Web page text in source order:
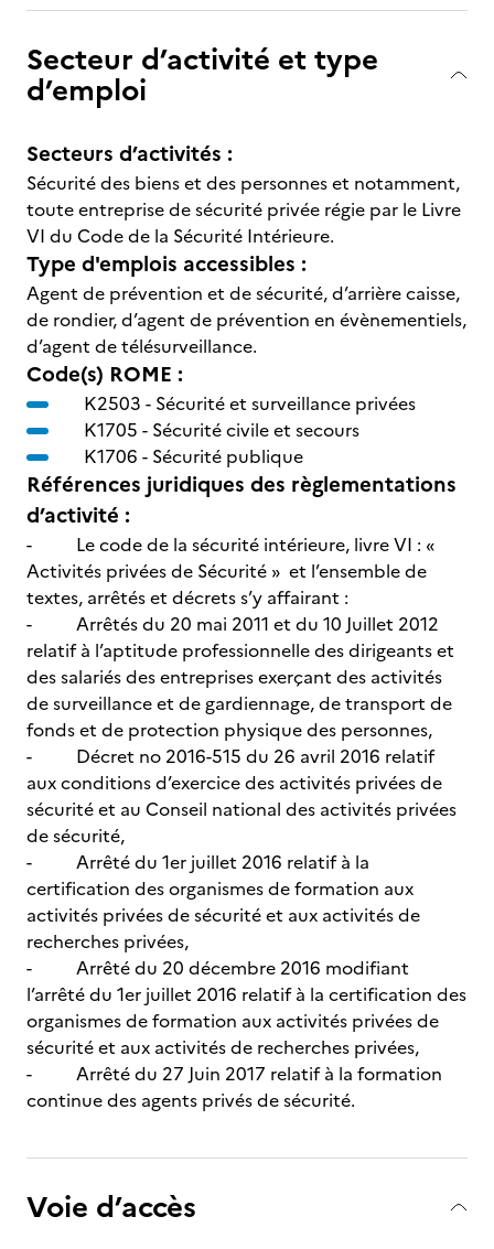
Secteur d’activité et type
d’emploi
Secteurs d’activités :
Sécurité des biens et des personnes et notamment,
toute entreprise de sécurité privée régie par le Livre
VI du Code de la Sécurité Intérieure.
Type d'emplois accessibles :
Agent de prévention et de sécurité, d’arrière caisse,
de rondier, d’agent de prévention en évènementiels,
d’agent de télésurveillance.
Code(s) ROME :
K2503 - Sécurité et surveillance privées
K1705 - Sécurité civile et secours
K1706 - Sécurité publique
Références juridiques des règlementations
d’activité :
- Le code de la sécurité intérieure, livre VI : «
Activités privées de Sécurité » et l’ensemble de
textes, arrêtés et décrets s’y affairant :
- Arrêtés du 20 mai 2011 et du 10 Juillet 2012
relatif à l’aptitude professionnelle des dirigeants et
des salariés des entreprises exerçant des activités
de surveillance et de gardiennage, de transport de
fonds et de protection physique des personnes,
- Décret no 2016-515 du 26 avril 2016 relatif
aux conditions d’exercice des activités privées de
sécurité et au Conseil national des activités privées
de sécurité,
- Arrêté du 1er juillet 2016 relatif à la
certification des organismes de formation aux
activités privées de sécurité et aux activités de
recherches privées,
- Arrêté du 20 décembre 2016 modifiant
l’arrêté du 1er juillet 2016 relatif à la certification des
organismes de formation aux activités privées de
sécurité et aux activités de recherches privées,
- Arrêté du 27 Juin 2017 relatif à la formation
continue des agents privés de sécurité.
Voie d’accès